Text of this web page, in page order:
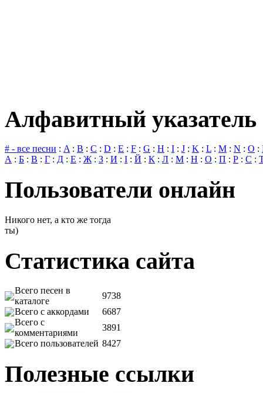
Алфавитный указатель
# - все песни : A: B : C : D : E : F : G : H : I : J : K : L : M : N : O :
А : Б : В : Г : Д : Е : Ж: З : И : І : Й : К : Л : М : Н : О : П : Р : С :
Пользователи онлайн
Никого нет, а кто же тогда
ты)
Статистика сайта
Всего песен в
каталоге
9738
Всего с аккордами
6687
Всего с
комментариями
3891
Всего пользователей 8427
Полезные ссылки